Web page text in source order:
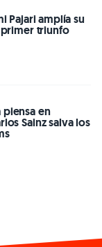
Pajari amplía su
triunfo
en
Sainz salva los